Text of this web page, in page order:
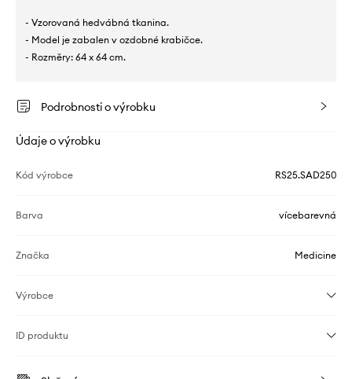
- Vzorovaná hedvábná tkanina.
- Model je zabalen v ozdobné krabičce.
- Rozměry: 64 x 64 cm.
Podrobnosti o výrobku
Údaje o výrobku
Kód výrobce RS25.SAD250
Barva vícebarevná
Značka Medicine
Výrobce
ID produktu